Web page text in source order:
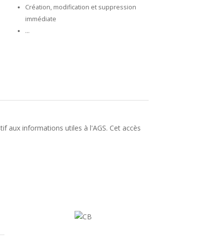
Création, modification et suppression
immédiate
...
aux informations utiles à l'AGS. Cet accès